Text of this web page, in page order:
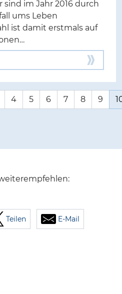
sind im Jahr 2016 durch
ums Leben
ist damit erstmals auf
4 5 6 7 8 9
Teilen E-Mail